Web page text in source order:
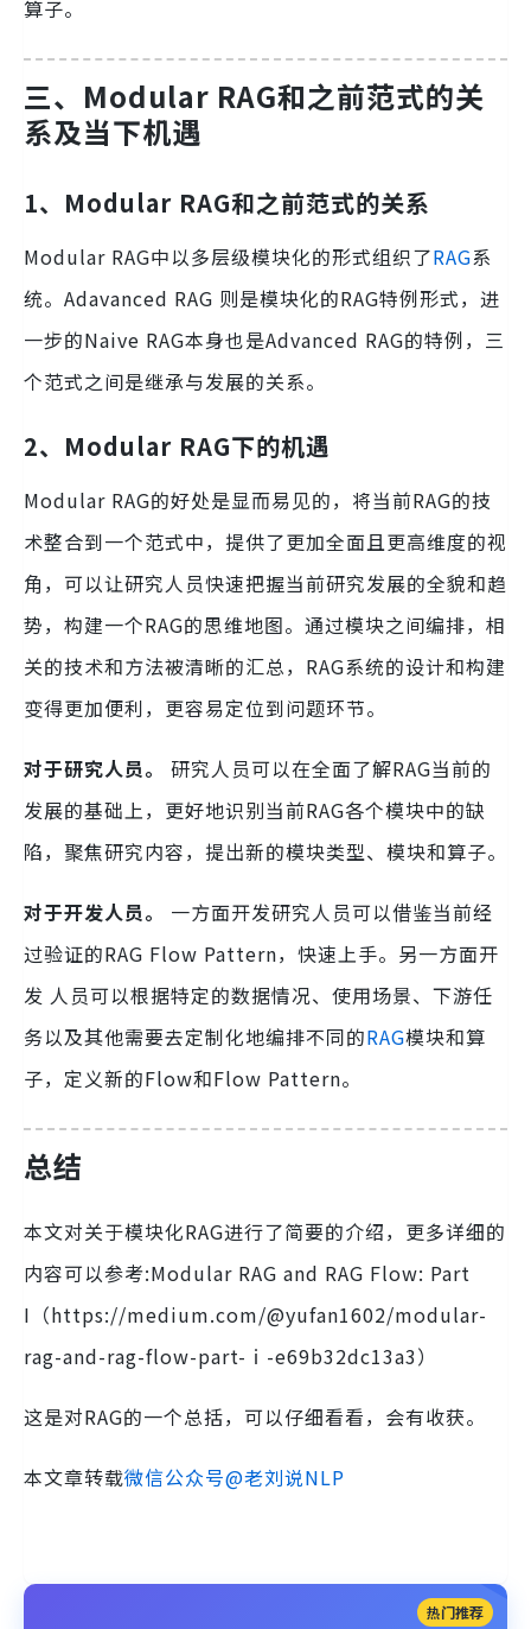
算子。
三、Modular RAG和之前范式的关
系及当下机遇
1、Modular RAG和之前范式的关系
Modular RAG中以多层级模块化的形式组织了RAG系
统。Adavanced RAG 则是模块化的RAG特例形式，进
一步的Naive RAG本身也是Advanced RAG的特例，三
个范式之间是继承与发展的关系。
2、Modular RAG下的机遇
Modular RAG的好处是显而易⻅的，将当前RAG的技
术整合到一个范式中，提供了更加全面且更高维度的视
⻆，可以让研究人员快速把握当前研究发展的全貌和趋
势，构建一个RAG的思维地图。通过模块之间编排，相
关的技术和方法被清晰的汇总，RAG系统的设计和构建
变得更加便利，更容易定位到问题环节。
对于研究人员。
研究人员可以在全面了解RAG当前的
发展的基础上，更好地识别当前RAG各个模块中的缺
陷，聚焦研究内容，提出新的模块类型、模块和算子。
对于开发人员。
一方面开发研究人员可以借鉴当前经
过验证的RAG Flow Pattern，快速上手。另一方面开
发 人员可以根据特定的数据情况、使用场景、下游任
务以及其他需要去定制化地编排不同的RAG模块和算
子，定义新的Flow和Flow Pattern。
总结
本文对关于模块化RAG进行了简要的介绍，更多详细的
内容可以参考:Modular RAG and RAG Flow: Part
I（https://medium.com/@yufan1602/modular-
rag-and-rag-flow-part-ⅰ-e69b32dc13a3）
这是对RAG的一个总括，可以仔细看看，会有收获。
本文章转载微信公众号@老刘说NLP
热门推荐